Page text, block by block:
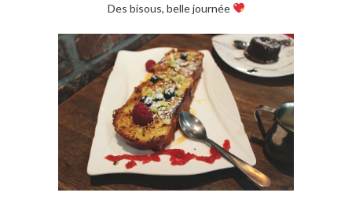
Des bisous, belle journée